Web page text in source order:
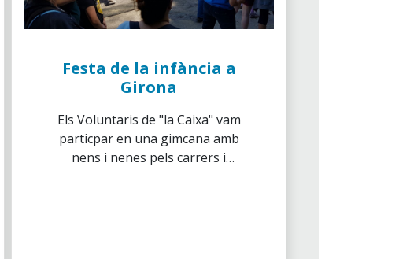
Festa de la infància a
Girona
Els Voluntaris de "la Caixa" vam
particpar en una gimcana amb
nens i nenes pels carrers i